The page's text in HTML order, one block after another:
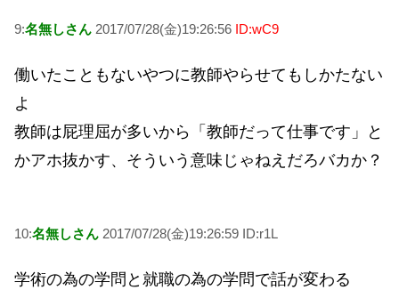
9:名無しさん 2017/07/28(金)19:26:56 ID:wC9
働いたこともないやつに教師やらせてもしかたない
よ
教師は屁理屈が多いから「教師だって仕事です」と
かアホ抜かす、そういう意味じゃねえだろバカか？
10:名無しさん 2017/07/28(金)19:26:59 ID:r1L
学術の為の学問と就職の為の学問で話が変わる